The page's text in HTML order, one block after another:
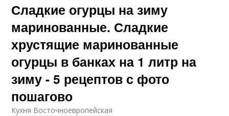
Сладкие огурцы на зиму
маринованные. Сладкие
хрустящие маринованные
огурцы в банках на 1 литр на
зиму - 5 рецептов с фото
пошагово
Кухня Восточноевропейская